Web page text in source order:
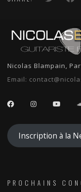
Nicolas Blampain,
Email:
Inscription à la
PROCHAINS